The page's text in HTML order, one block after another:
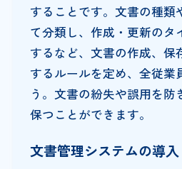
することです。文書の種類
て分類し、作成・更新のタ
するなど、文書の作成、保
するルールを定め、全従業
う。文書の紛失や誤用を防
保つことができます。
文書管理システムの導入